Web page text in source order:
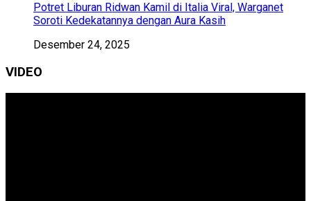
Potret Liburan Ridwan Kamil di Italia Viral, Warganet
Soroti Kedekatannya dengan Aura Kasih
Desember 24, 2025
VIDEO